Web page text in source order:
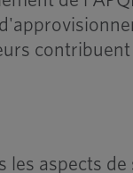
contribuent
les aspects de